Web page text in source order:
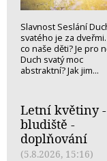
Slavnost Seslání
svatého je za
co naše děti? Je pro
Duch svatý moc
abstraktní? Jak jim...
Letní květiny -
bludiště -
doplňování
(5.8.2026, 15:16)